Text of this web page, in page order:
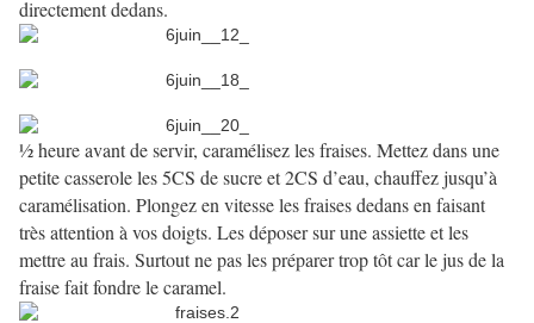
directement dedans.
½ heure avant de servir, caramélisez les fraises. Mettez dans une
petite casserole les 5CS de sucre et 2CS d’eau, chauffez jusqu’à
caramélisation. Plongez en vitesse les fraises dedans en faisant
très attention à vos doigts. Les déposer sur une assiette et les
mettre au frais. Surtout ne pas les préparer trop tôt car le jus de la
fraise fait fondre le caramel.